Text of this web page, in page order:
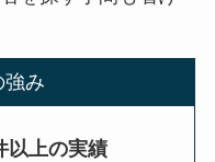
強み
以上の実績